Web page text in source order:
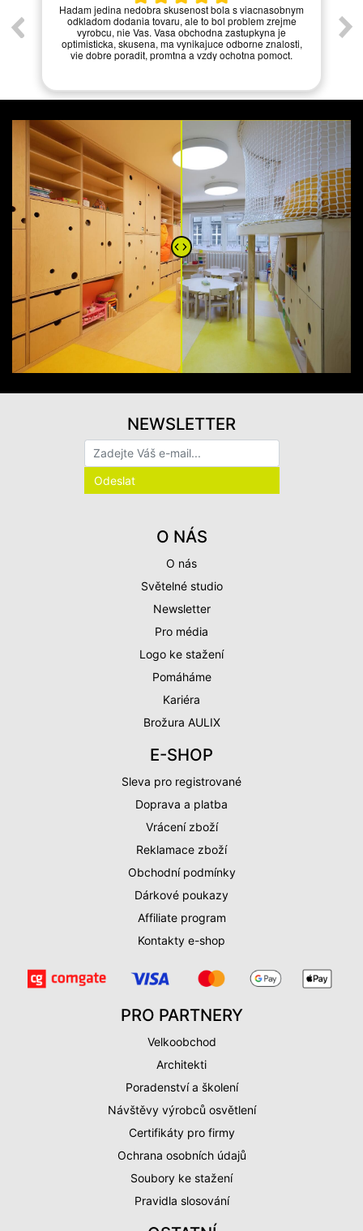
Hadam jedina nedobra skusenost bola s viacnasobnym
odkladom dodania tovaru, ale to bol problem zrejme
vyrobcu, nie Vas. Vasa obchodna zastupkyna je
optimisticka, skusena, ma vynikajuce odborne znalosti,
vie dobre poradit, promtna a vzdy ochotna pomoct.
O NÁS
O nás
Světelné studio
Newsletter
Pro média
Logo ke stažení
Pomáháme
Kariéra
Brožura AULIX
E-SHOP
Sleva pro registrované
Doprava a platba
Vrácení zboží
Reklamace zboží
Obchodní podmínky
Dárkové poukazy
Affiliate program
Kontakty e-shop
PRO PARTNERY
Velkoobchod
Architekti
Poradenství a školení
Návštěvy výrobců osvětlení
Certifikáty pro firmy
Ochrana osobních údajů
Soubory ke stažení
Pravidla slosování
NEWSLETTER